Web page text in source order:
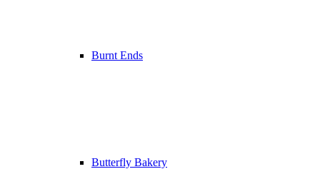
Burnt Ends
Butterfly Bakery